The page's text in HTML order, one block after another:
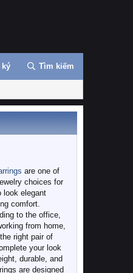
ký Tìm kiếm
are one of
choices for
look elegant
comfort.
to the office,
from home,
right pair of
your look
durable, and
are designed